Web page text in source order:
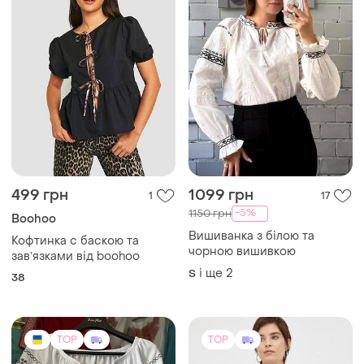
499 грн
Boohoo
Кофтинка с баскою та
1099 грн
-5%
Вишиванка з білою та
TOP